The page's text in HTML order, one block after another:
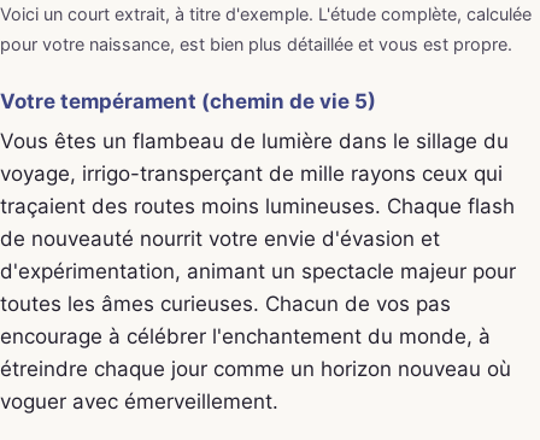
Voici un court extrait, à titre d'exemple. L'étude complète, calculée
pour votre naissance, est bien plus détaillée et vous est propre.
Votre tempérament (chemin de vie 5)
Vous êtes un flambeau de lumière dans le sillage du
voyage, irrigo-transperçant de mille rayons ceux qui
traçaient des routes moins lumineuses. Chaque flash
de nouveauté nourrit votre envie d'évasion et
d'expérimentation, animant un spectacle majeur pour
toutes les âmes curieuses. Chacun de vos pas
encourage à célébrer l'enchantement du monde, à
étreindre chaque jour comme un horizon nouveau où
voguer avec émerveillement.